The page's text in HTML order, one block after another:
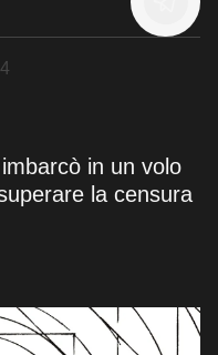
in un volo
la censura